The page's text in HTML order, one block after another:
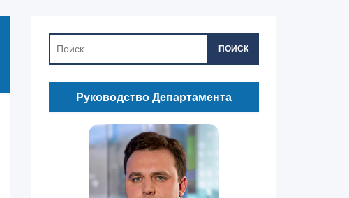
ПОИСК
Руководство Департамента